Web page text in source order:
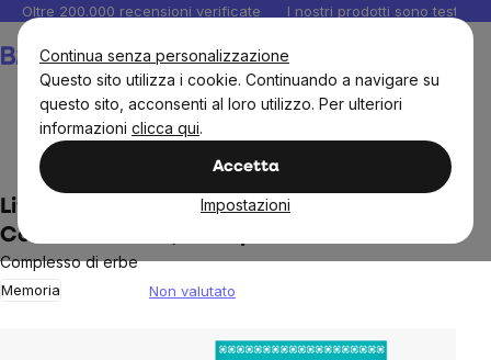
Continua senza personalizzazione
Questo sito utilizza i cookie. Continuando a navigare su
questo sito, acconsenti al loro utilizzo. Per ulteriori
informazioni clicca qui.
Accetta
Impostazioni
Salta
contenuto
Oltre 200.000 recensioni verificate I nostri prodotti sono testati
Liftea Kombucha - Memoria e
Concentrazione, 60 capsule
Complesso di erbe
Memoria Non valutato